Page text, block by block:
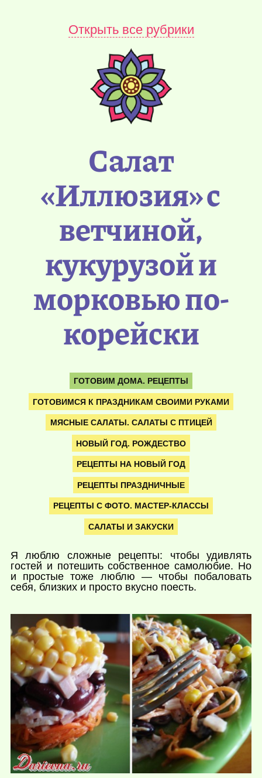
Открыть все рубрики
Салат
«Иллюзия» с
ветчиной,
кукурузой и
морковью по-
корейски
ГОТОВИМ ДОМА. РЕЦЕПТЫ
ГОТОВИМСЯ К ПРАЗДНИКАМ СВОИМИ РУКАМИ
МЯСНЫЕ САЛАТЫ. САЛАТЫ С ПТИЦЕЙ
НОВЫЙ ГОД. РОЖДЕСТВО
РЕЦЕПТЫ НА НОВЫЙ ГОД
РЕЦЕПТЫ ПРАЗДНИЧНЫЕ
РЕЦЕПТЫ С ФОТО. МАСТЕР-КЛАССЫ
САЛАТЫ И ЗАКУСКИ
Я люблю сложные рецепты: чтобы удивлять
гостей и потешить собственное самолюбие. Но
и простые тоже люблю — чтобы побаловать
себя, близких и просто вкусно поесть.